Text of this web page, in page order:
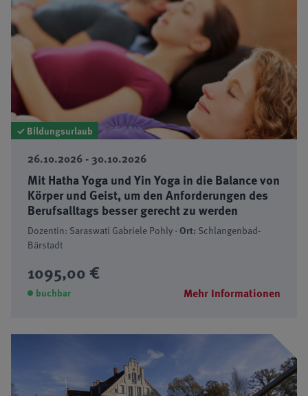
✓ Bildungsurlaub
26.10.2026 - 30.10.2026
Mit Hatha Yoga und Yin Yoga in die Balance von
Körper und Geist, um den Anforderungen des
Berufsalltags besser gerecht zu werden
Dozentin: Saraswati Gabriele Pohly ·Ort: Schlangenbad-
Bärstadt
1095,00 €
buchbar Mehr Informationen